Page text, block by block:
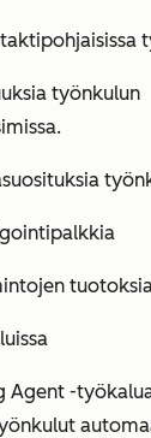
työnkulun
Agent -